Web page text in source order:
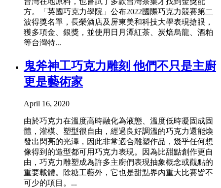
方。「英國巧克力學院」公布2022國際巧克力競賽第二
波得獎名單，長榮酒店及屏東美和科技大學表現搶眼，
獲多項金、銀獎，並使用日月潭紅茶、炭焙烏龍、酒粕
等台灣特...
鬼斧神工巧克力雕刻 他們不只是主廚
更是藝術家
April 16, 2020
由於巧克力在溫度高時融化為液態、溫度低時凝固成固
體，灌模、塑型很自由，經過良好調溫的巧克力還能煥
發出閃亮的光澤，因此非常適合雕塑作品，幾乎任何想
像得到的造型都可用巧克力表現。因為比甜點創作更自
由，巧克力雕塑成為許多主廚們表現抽象概念或觀點的
重要載體。除糖工藝外，它也是甜點界內重大比賽皆不
可少的項目。...